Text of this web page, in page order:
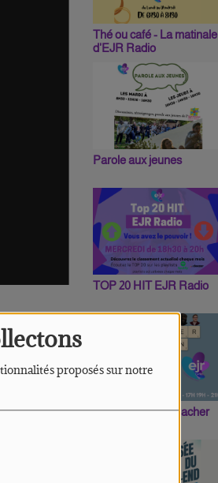
proposés sur notre
Thé ou café - La matinale
d'EJR Radio
Parole aux jeunes
TOP 20 HIT EJR Radio
Un Mot Peut en Cacher